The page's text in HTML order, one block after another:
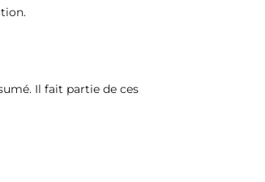
Il fait partie de ces